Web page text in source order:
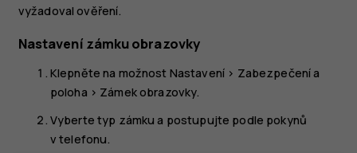
vyžadoval ověření.
Nastavení zámku obrazovky
Klepněte na možnost Nastavení > Zabezpečení a
poloha > Zámek obrazovky.
Vyberte typ zámku a postupujte podle pokynů
v telefonu.